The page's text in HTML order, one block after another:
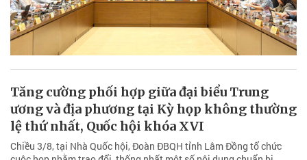
Tăng cường phối hợp giữa đại biểu Trung
ương và địa phương tại Kỳ họp không thường
lệ thứ nhất, Quốc hội khóa XVI
Chiều 3/8, tại Nhà Quốc hội, Đoàn ĐBQH tỉnh Lâm Đồng tổ chức